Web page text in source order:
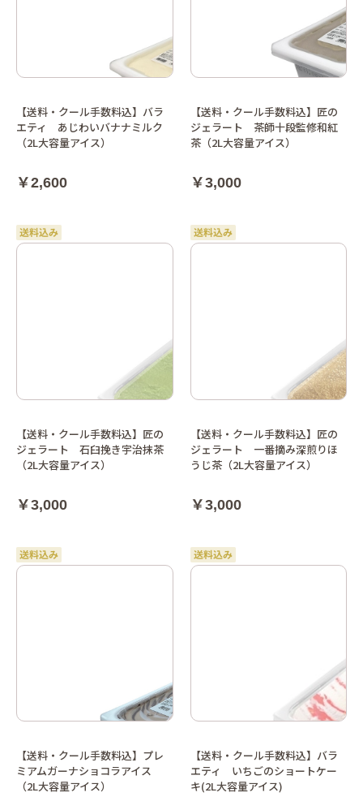
【送料・クール手数料込】バラ
エティ あじわいバナナミルク
（2L大容量アイス）
￥2,600
【送料・クール手数料込】匠の
ジェラート 茶師十段監修和紅
茶（2L大容量アイス）
￥3,000
【送料・クール手数料込】匠の
ジェラート 石臼挽き宇治抹茶
（2L大容量アイス）
￥3,000
【送料・クール手数料込】匠の
ジェラート 一番摘み深煎りほ
うじ茶（2L大容量アイス）
￥3,000
【送料・クール手数料込】プレ
ミアムガーナショコラアイス
（2L大容量アイス）
【送料・クール手数料込】バラ
エティ いちごのショートケー
キ(2L大容量アイス)